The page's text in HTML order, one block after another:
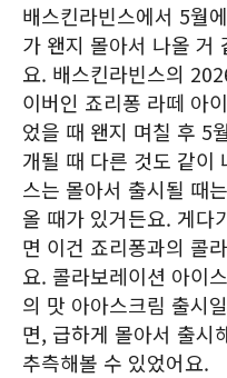
배스킨라빈스에서 5월
가 왠지 몰아서 나올 거
요. 배스킨라빈스의
이버인 죠리퐁 라떼 아
었을 때 왠지 며칠 후 5
개될 때 다른 것도 같이
스는 몰아서 출시될 때
올 때가 있거든요. 게다
면 이건 죠리퐁과의 콜
요. 콜라보레이션 아이
의 맛 아아스크림 출시
면, 급하게 몰아서 출시
추측해볼 수 있었어요.